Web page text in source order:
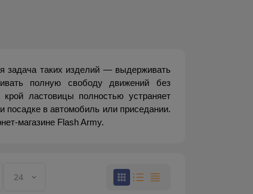
задача таких изделий — выдерживать
полную свободу движений без
ластовицы полностью устраняет
посадке в автомобиль или приседании.
магазине Flash Army.